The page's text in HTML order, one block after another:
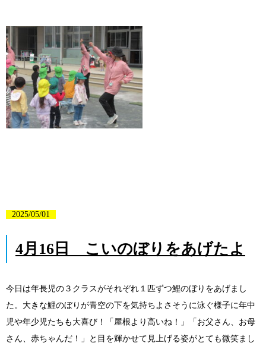
2025/05/01
4月16日 こいのぼりをあげたよ
今日は年長児の３クラスがそれぞれ１匹ずつ鯉のぼりをあげまし
た。大きな鯉のぼりが青空の下を気持ちよさそうに泳ぐ様子に年中
児や年少児たちも大喜び！「屋根より高いね！」「お父さん、お母
さん、赤ちゃんだ！」と目を輝かせて見上げる姿がとても微笑まし